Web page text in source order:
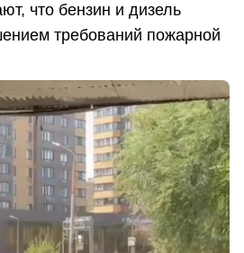
что бензин и дизель
требований пожарной